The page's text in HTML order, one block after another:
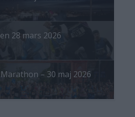
28 mars 2026
– 30 maj 2026